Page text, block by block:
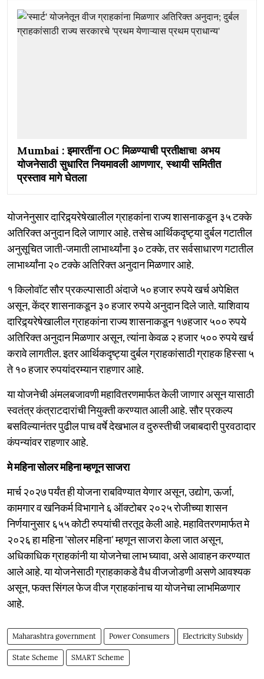
Mumbai : इमारतींना OC मिळण्याची प्रतीक्षाच! अभय
योजनेसाठी सुधारित नियमावली आणणार, स्थायी समितीत
प्रस्ताव मागे घेतला
योजनेनुसार दारिद्र्यरेषेखालील ग्राहकांना राज्य शासनाकडून ३५ टक्के
अतिरिक्त अनुदान दिले जाणार आहे. तसेच आर्थिकदृष्ट्या दुर्बल गटातील
अनुसूचित जाती-जमाती लाभार्थ्यांना ३० टक्के, तर सर्वसाधारण गटातील
लाभार्थ्यांना २० टक्के अतिरिक्त अनुदान मिळणार आहे.
१ किलोवॉट सौर प्रकल्पासाठी अंदाजे ५० हजार रुपये खर्च अपेक्षित
असून, केंद्र शासनाकडून ३० हजार रुपये अनुदान दिले जाते. याशिवाय
दारिद्र्यरेषेखालील ग्राहकांना राज्य शासनाकडून १७हजार ५०० रुपये
अतिरिक्त अनुदान मिळणार असून, त्यांना केवळ २ हजार ५०० रुपये खर्च
करावे लागतील. इतर आर्थिकदृष्ट्या दुर्बल ग्राहकांसाठी ग्राहक हिस्सा ५
ते १० हजार रुपयांदरम्यान राहणार आहे.
या योजनेची अंमलबजावणी महावितरणमार्फत केली जाणार असून यासाठी
स्वतंत्र कंत्राटदारांची नियुक्ती करण्यात आली आहे. सौर प्रकल्प
बसविल्यानंतर पुढील पाच वर्षे देखभाल व दुरुस्तीची जबाबदारी पुरवठादार
कंपन्यांवर राहणार आहे.
मे महिना सोलर महिना म्हणून साजरा
मार्च २०२७ पर्यंत ही योजना राबविण्यात येणार असून, उद्योग, ऊर्जा,
कामगार व खनिकर्म विभागाने ६ ऑक्टोबर २०२५ रोजीच्या शासन
निर्णयानुसार ६५५ कोटी रुपयांची तरतूद केली आहे. महावितरणमार्फत मे
२०२६ हा महिना 'सोलर महिना' म्हणून साजरा केला जात असून,
अधिकाधिक ग्राहकांनी या योजनेचा लाभ घ्यावा, असे आवाहन करण्यात
आले आहे. या योजनेसाठी ग्राहकाकडे वैध वीजजोडणी असणे आवश्यक
असून, फक्त सिंगल फेज वीज ग्राहकांनाच या योजनेचा लाभमिळणार
आहे.
Maharashtra government Power Consumers Electricity Subsidy
State Scheme SMART Scheme